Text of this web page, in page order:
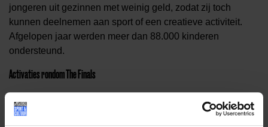
jongeren uit gezinnen met weinig geld, zodat zij toch
kunnen deelnemen aan sport of een creatieve activiteit.
Afgelopen jaar werden meer dan 88.000 kinderen
ondersteund.
Activaties rondom The Finals
Tijdens KNVB Futsal Cup: The Finals wordt het thema
‘Meedoen’
zichtbaar gemaakt met verschillende sportief-